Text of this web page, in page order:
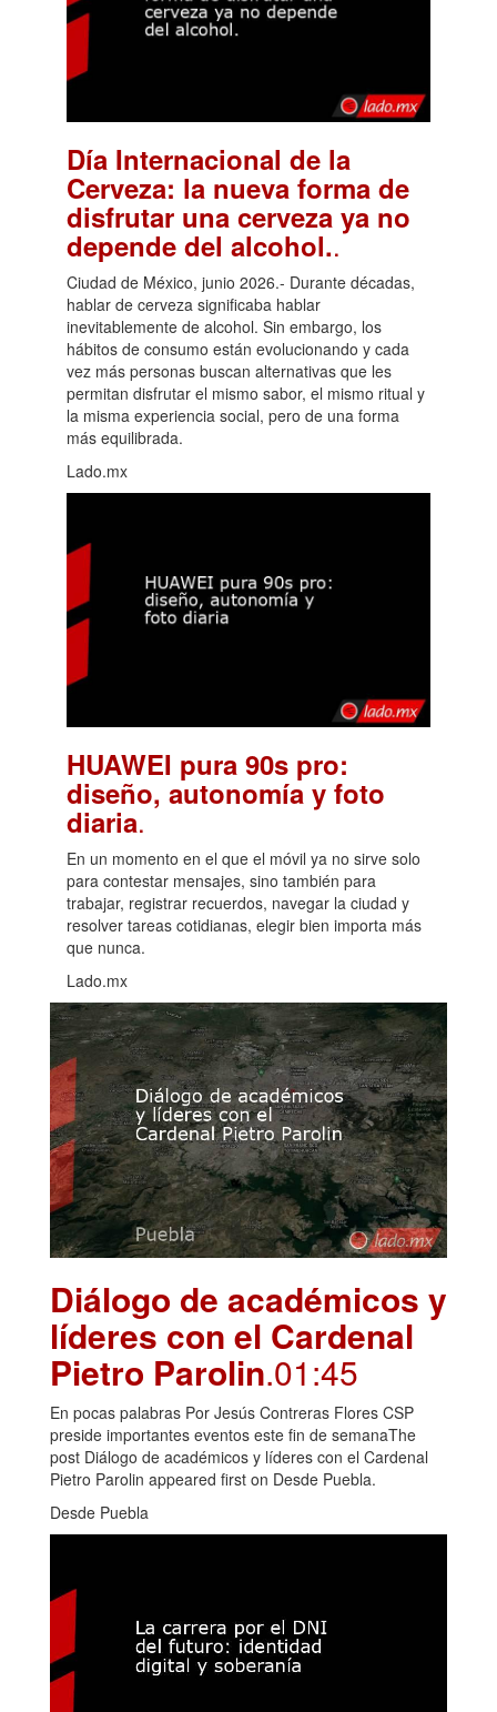
Día Internacional de la
Cerveza: la nueva forma de
disfrutar una cerveza ya no
depende del alcohol..
Ciudad de México, junio 2026.- Durante décadas,
hablar de cerveza significaba hablar
inevitablemente de alcohol. Sin embargo, los
hábitos de consumo están evolucionando y cada
vez más personas buscan alternativas que les
permitan disfrutar el mismo sabor, el mismo ritual y
la misma experiencia social, pero de una forma
más equilibrada.
Lado.mx
HUAWEI pura 90s pro:
diseño, autonomía y foto
diaria.
En un momento en el que el móvil ya no sirve solo
para contestar mensajes, sino también para
trabajar, registrar recuerdos, navegar la ciudad y
resolver tareas cotidianas, elegir bien importa más
que nunca.
Lado.mx
Diálogo de académicos y
líderes con el Cardenal
Pietro Parolin.01:45
En pocas palabras Por Jesús Contreras Flores CSP
preside importantes eventos este fin de semanaThe
post Diálogo de académicos y líderes con el Cardenal
Pietro Parolin appeared first on Desde Puebla.
Desde Puebla